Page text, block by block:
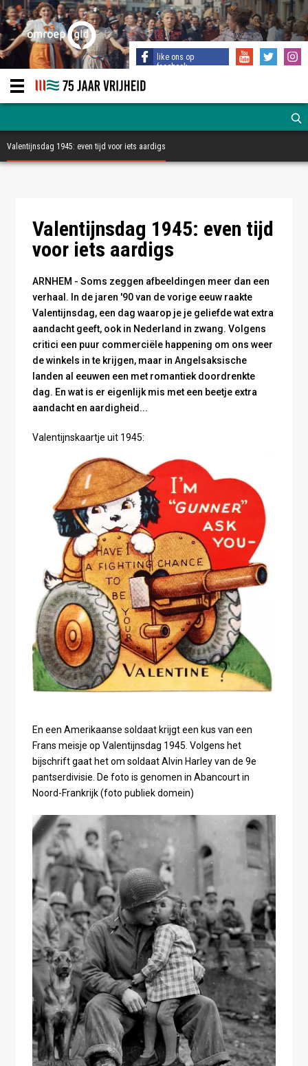
like ons op
facebook
Valentijnsdag 1945: even tijd voor iets aardigs
Valentijnsdag 1945: even tijd
voor iets aardigs
ARNHEM - Soms zeggen afbeeldingen meer dan een
verhaal. In de jaren '90 van de vorige eeuw raakte
Valentijnsdag, een dag waarop je je geliefde wat extra
aandacht geeft, ook in Nederland in zwang. Volgens
critici een puur commerciële happening om ons weer
de winkels in te krijgen, maar in Angelsaksische
landen al eeuwen een met romantiek doordrenkte
dag. En wat is er eigenlijk mis met een beetje extra
aandacht en aardigheid...
Valentijnskaartje uit 1945:
En een Amerikaanse soldaat krijgt een kus van een
Frans meisje op Valentijnsdag 1945. Volgens het
bijschrift gaat het om soldaat Alvin Harley van de 9e
pantserdivisie. De foto is genomen in Abancourt in
Noord-Frankrijk (foto publiek domein)